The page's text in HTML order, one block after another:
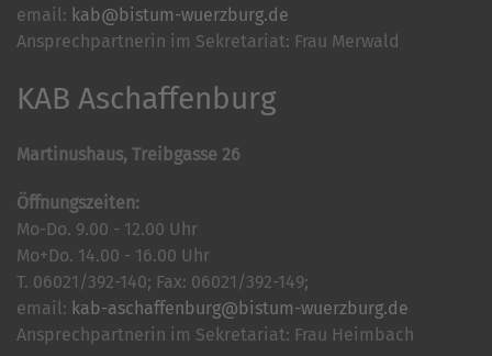
email: kab@bistum-wuerzburg.de
Ansprechpartnerin im Sekretariat: Frau Merwald
KAB Aschaffenburg
Martinushaus, Treibgasse 26
Öffnungszeiten:
Mo-Do. 9.00 - 12.00 Uhr
Mo+Do. 14.00 - 16.00 Uhr
T. 06021/392-140; Fax: 06021/392-149;
email: kab-aschaffenburg@bistum-wuerzburg.de
Ansprechpartnerin im Sekretariat: Frau Heimbach